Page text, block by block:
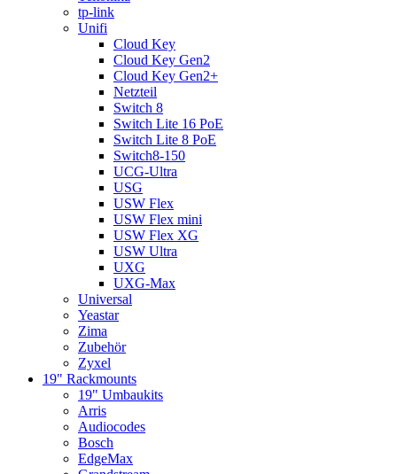
tp-link
Unifi
Cloud Key
Cloud Key Gen2
Cloud Key Gen2+
Netzteil
Switch 8
Switch Lite 16 PoE
Switch Lite 8 PoE
Switch8-150
UCG-Ultra
USG
USW Flex
USW Flex mini
USW Flex XG
USW Ultra
UXG
UXG-Max
Universal
Yeastar
Zima
Zubehör
Zyxel
19" Rackmounts
19" Umbaukits
Arris
Audiocodes
Bosch
EdgeMax